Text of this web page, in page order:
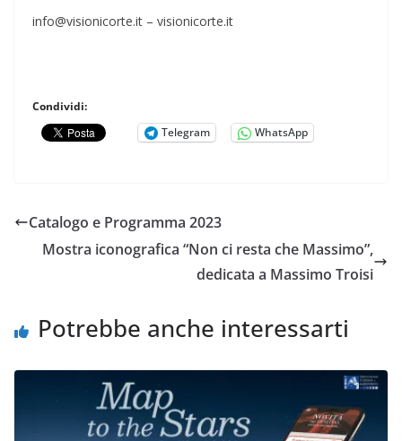
info@visionicorte.it – visionicorte.it
Condividi:
Telegram
WhatsApp
Catalogo e Programma 2023
Mostra iconografica “Non ci resta che Massimo”,
dedicata a Massimo Troisi
Potrebbe anche interessarti